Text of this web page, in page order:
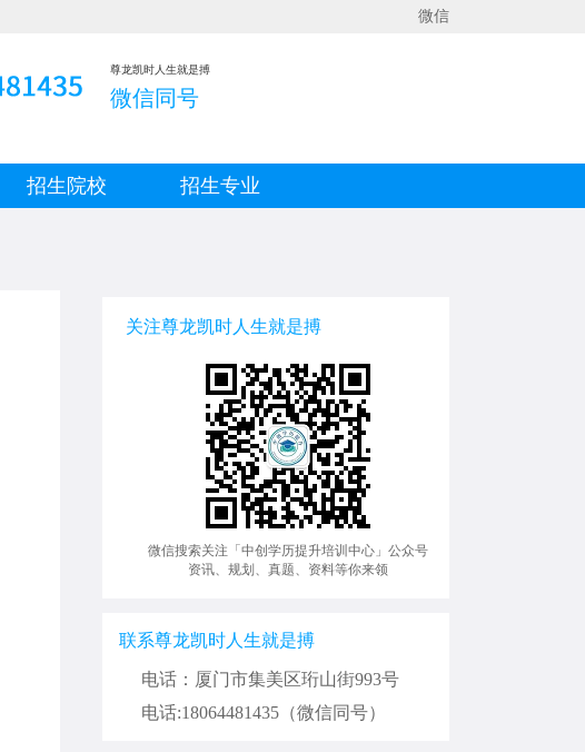
微信
尊龙凯时人生就是搏
微信同号
招生院校 招生专业
关注尊龙凯时人生就是搏
微信搜索关注「中创学历提升培训中心」公众号
资讯、规划、真题、资料等你来领
联系尊龙凯时人生就是搏
电话：厦门市集美区珩山街993号
电话:18064481435（微信同号）